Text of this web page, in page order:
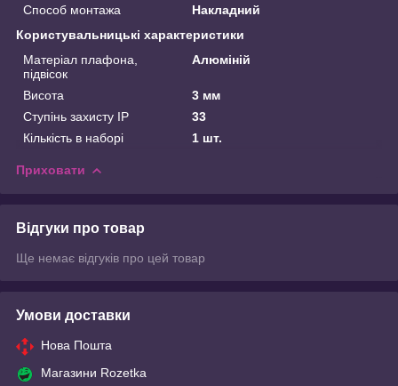
Способ монтажа
Накладний
Користувальницькі характеристики
Матеріал плафона,
підвісок
Алюміній
Висота
3 мм
Ступінь захисту IP
33
Кількість в наборі
1 шт.
Приховати
Відгуки про товар
Ще немає відгуків про цей товар
Умови доставки
Нова Пошта
Магазини Rozetka